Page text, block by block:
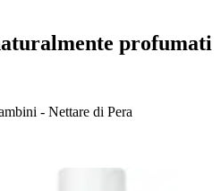
profumati
- Nettare di Pera